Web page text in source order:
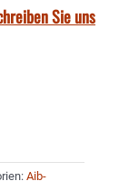
Sie uns
Aib-